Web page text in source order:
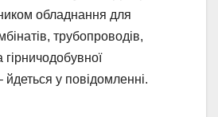
обладнання для
трубопроводів,
гірничодобувної
йдеться у повідомленні.